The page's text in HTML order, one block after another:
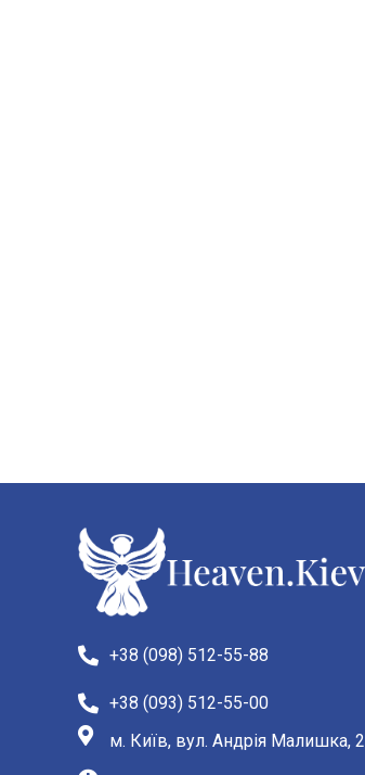
+38 (098) 512-55-88
+38 (093) 512-55-00
м. Київ, вул. Андрія Малишка, 2